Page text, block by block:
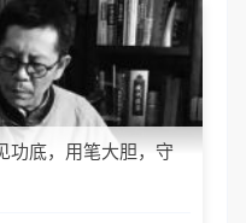
功底，用笔大胆，守